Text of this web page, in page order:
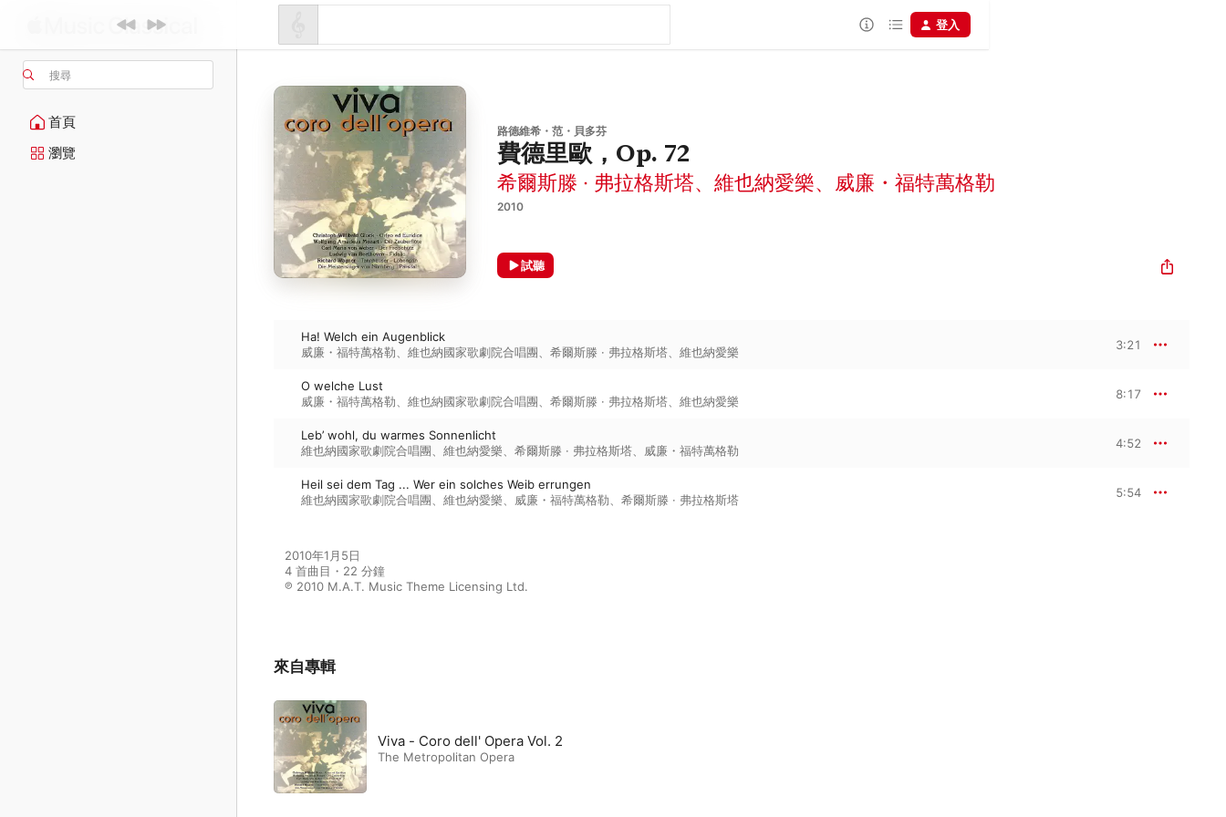
搜尋
首頁
瀏覽
登入
路德維希・范・貝多芬
費德里歐，Op. 72
希爾斯滕 · 弗拉格斯塔、 維也納愛樂、 威廉・福特萬格勒
2010
試聽
Ha! Welch ein Augenblick
威廉・福特萬格勒
維也納國家歌劇院合唱團 希爾斯滕 · 弗拉格斯塔 維也納愛樂
3:21
O welche Lust
威廉・福特萬格勒
維也納國家歌劇院合唱團 希爾斯滕 · 弗拉格斯塔 維也納愛樂
8:17
Leb’ wohl, du warmes Sonnenlicht
維也納國家歌劇院合唱團
維也納愛樂 希爾斯滕 · 弗拉格斯塔 威廉・福特萬格勒
4:52
Heil sei dem Tag ... Wer ein solches Weib errungen
維也納國家歌劇院合唱團
維也納愛樂 威廉・福特萬格勒 希爾斯滕 · 弗拉格斯塔
5:54
2010年1月5日
4 首曲目・22 分鐘
℗ 2010 M.A.T. Music Theme Licensing Ltd.
來自專輯
Viva - Coro dell' Opera Vol. 2
The Metropolitan Opera